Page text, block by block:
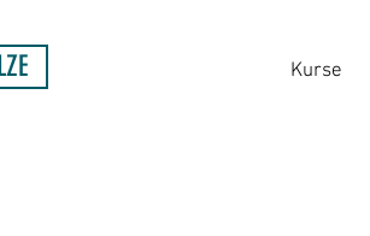
Kurse